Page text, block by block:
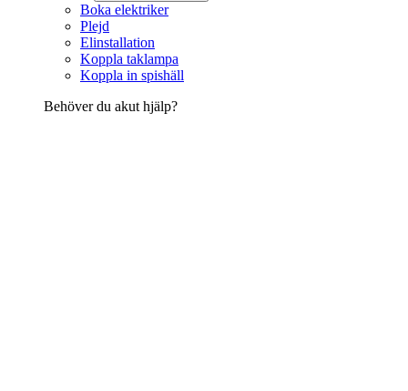
Boka elektriker
Plejd
Elinstallation
Koppla taklampa
Koppla in spishäll
Behöver du akut hjälp?